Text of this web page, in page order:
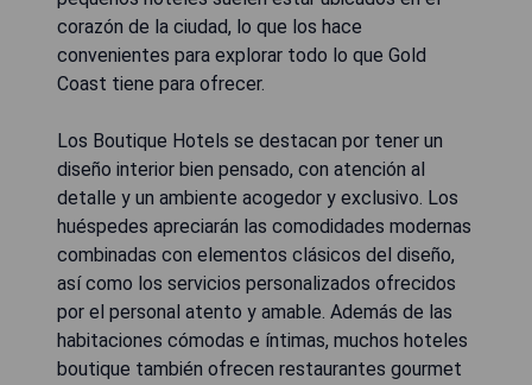
corazón de la ciudad, lo que los hace
convenientes para explorar todo lo que Gold
Coast tiene para ofrecer.
Los Boutique Hotels se destacan por tener un
diseño interior bien pensado, con atención al
detalle y un ambiente acogedor y exclusivo. Los
huéspedes apreciarán las comodidades modernas
combinadas con elementos clásicos del diseño,
así como los servicios personalizados ofrecidos
por el personal atento y amable. Además de las
habitaciones cómodas e íntimas, muchos hoteles
boutique también ofrecen restaurantes gourmet